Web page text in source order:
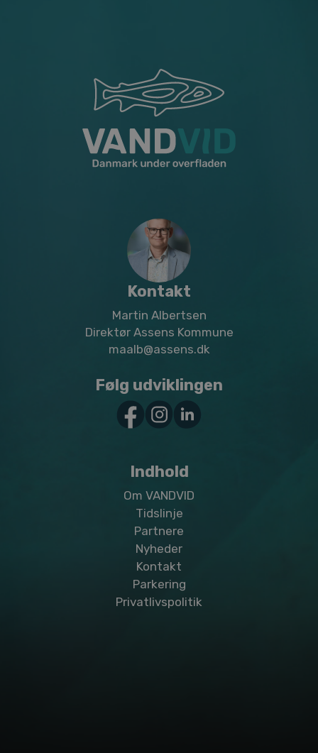
Kontakt
Martin Albertsen
Direktør Assens Kommune
maalb@assens.dk
Følg udviklingen
Indhold
Om VANDVID
Tidslinje
Partnere
Nyheder
Kontakt
Parkering
Privatlivspolitik